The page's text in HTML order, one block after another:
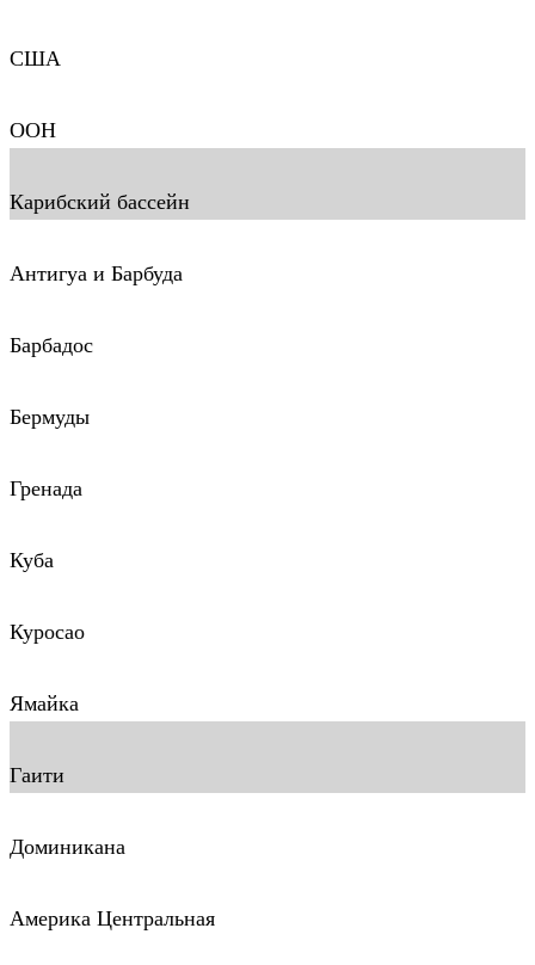
США
ООН
Карибский бассейн
Антигуа и Барбуда
Барбадос
Бермуды
Гренада
Куба
Куросао
Ямайка
Гаити
Доминикана
Америка Центральная